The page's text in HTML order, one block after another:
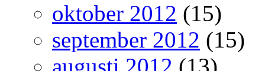
oktober 2012 (15)
september 2012 (15)